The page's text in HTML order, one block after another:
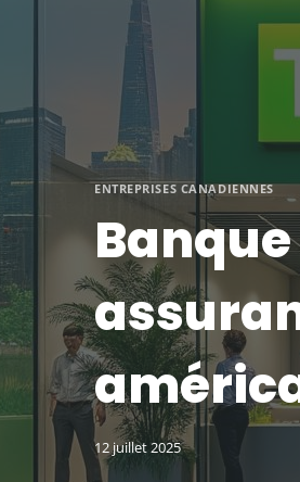
ENTREPRISES CANADIENNES
12 juillet 2025